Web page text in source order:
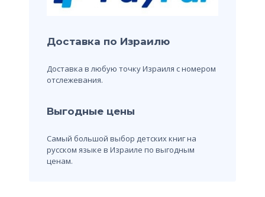
Доставка по Израилю
Доставка в любую точку Израиля с номером
отслежевания.
Выгодные цены
Самый большой выбор детских книг на
русском языке в Израиле по выгодным
ценам.